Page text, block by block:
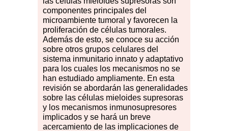
componentes principales del
microambiente tumoral y favorecen la
proliferación de células tumorales.
Además de esto, se conoce su acción
sobre otros grupos celulares del
sistema inmunitario innato y adaptativo
para los cuales los mecanismos no se
han estudiado ampliamente. En esta
revisión se abordarán las generalidades
sobre las células mieloides supresoras
y los mecanismos inmunosupresores
implicados y se hará un breve
acercamiento de las implicaciones de